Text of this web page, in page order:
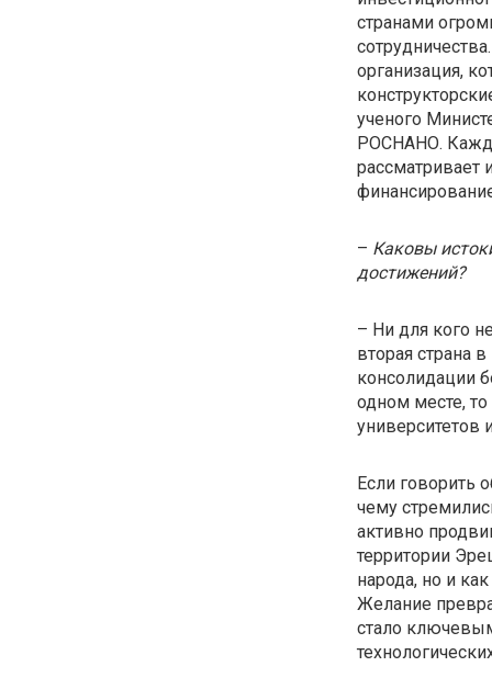
странами
организация,
ученого
РОСНАНО.
рассматривает
– Каковы
достижений?
– Ни для кого
вторая страна
консолидации
одном месте,
университетов
Если говорить
чему
активно
территории
народа, но и
Желание
стало